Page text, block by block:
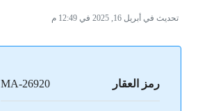
تحديث في أبريل 16, 2025 في 12:49 م
رمز العقار MA-26920